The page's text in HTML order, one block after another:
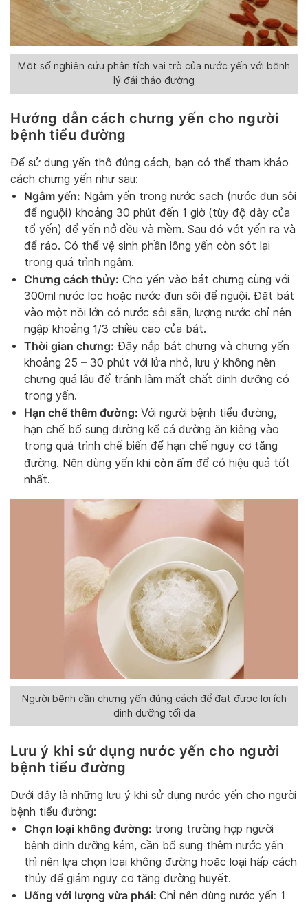
Một số nghiên cứu phân tích vai trò của nước yến với bệnh
lý đái tháo đường
Hướng dẫn cách chưng yến cho người
bệnh tiểu đường
Để sử dụng yến thô đúng cách, bạn có thể tham khảo
cách chưng yến như sau:
Ngâm yến: Ngâm yến trong nước sạch (nước đun sôi
để nguội) khoảng 30 phút đến 1 giờ (tùy độ dày của
tổ yến) để yến nở đều và mềm. Sau đó vớt yến ra và
để ráo. Có thể vệ sinh phần lông yến còn sót lại
trong quá trình ngâm.
Chưng cách thủy: Cho yến vào bát chưng cùng với
300ml nước lọc hoặc nước đun sôi để nguội. Đặt bát
vào một nồi lớn có nước sôi sẵn, lượng nước chỉ nên
ngập khoảng 1/3 chiều cao của bát.
Thời gian chưng: Đậy nắp bát chưng và chưng yến
khoảng 25 – 30 phút với lửa nhỏ, lưu ý không nên
chưng quá lâu để tránh làm mất chất dinh dưỡng có
trong yến.
Hạn chế thêm đường: Với người bệnh tiểu đường,
hạn chế bổ sung đường kể cả đường ăn kiêng vào
trong quá trình chế biến để hạn chế nguy cơ tăng
đường. Nên dùng yến khi còn ấm để có hiệu quả tốt
nhất.
Người bệnh cần chưng yến đúng cách để đạt được lợi ích
dinh dưỡng tối đa
Lưu ý khi sử dụng nước yến cho người
bệnh tiểu đường
Dưới đây là những lưu ý khi sử dụng nước yến cho người
bệnh tiểu đường:
Chọn loại không đường: trong trường hợp người
bệnh dinh dưỡng kém, cần bổ sung thêm nước yến
thì nên lựa chọn loại không đường hoặc loại hấp cách
thủy để giảm nguy cơ tăng đường huyết.
Uống với lượng vừa phải: Chỉ nên dùng nước yến 1